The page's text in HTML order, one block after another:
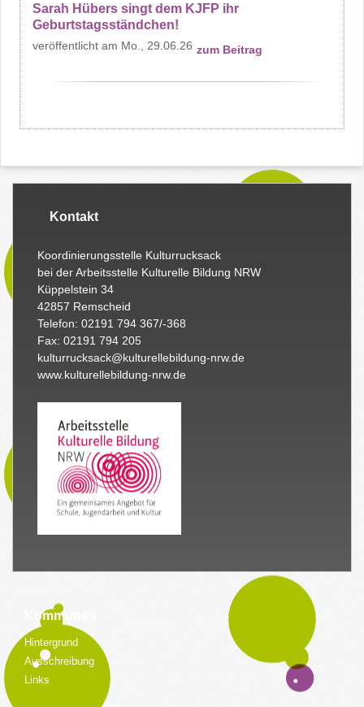
Sarah Hübers singt dem KJFP ihr
Geburtstagsständchen!
Mo., 29.06.26 zum Beitrag
Kontakt
Koordinierungsstelle Kulturrucksack
bei der Arbeitsstelle Kulturelle Bildung NRW
Küppelstein 34
42857 Remscheid
Telefon: 02191 794 367/-368
Fax: 02191 794 205
kulturrucksack@kulturellebildung-nrw.de
www.kulturellebildung-nrw.de
Kommunen
Hintergrund
Ausschreibung
Links